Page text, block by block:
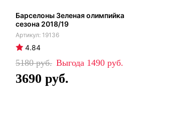
Барселоны Зеленая олимпийка
сезона 2018/19
19136
4.84
5180 1490
3690